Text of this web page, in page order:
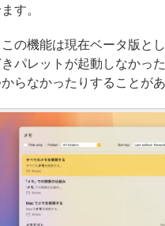
す。
の機能は現在ベータ版と
パレットが起動しなかっ
らなかったりすることがあ